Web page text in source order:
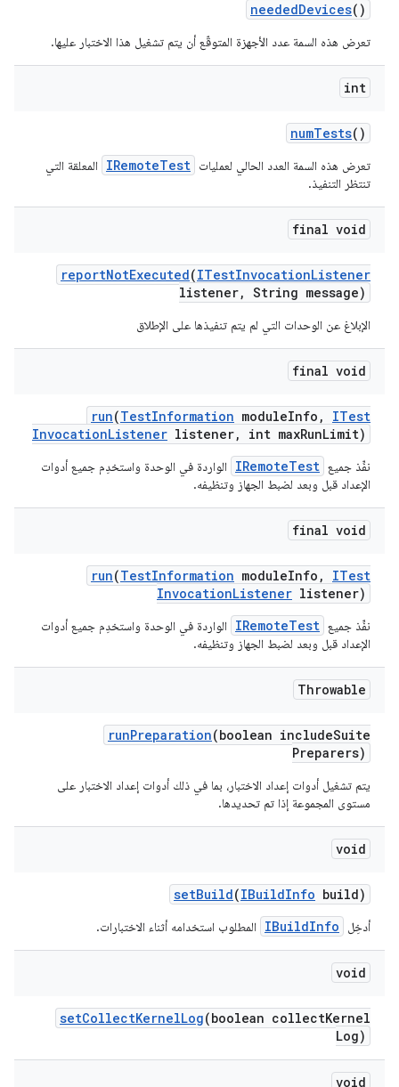
neededDevices()
تعرض هذه السمة عدد الأجهزة المتوقّع أن يتم تشغيل هذا الاختبار عليها.
int
numTests()
تعرض هذه السمة العدد الحالي لعمليات IRemoteTest
المعلقة التي
تنتظر التنفيذ.
final void
reportNotExecuted(ITestInvocationListener
listener, String message)
الإبلاغ عن الوحدات التي لم يتم تنفيذها على الإطلاق
final void
run(TestInformation moduleInfo ,
ITest
InvocationListener listener, int maxRunLimit)
نفِّذ جميع IRemoteTest
الواردة في الوحدة واستخدِم جميع أدوات
الإعداد قبل وبعد لضبط الجهاز وتنظيفه.
final void
run(TestInformation moduleInfo ,
ITest
InvocationListener listener)
نفِّذ جميع IRemoteTest
الواردة في الوحدة واستخدِم جميع أدوات
الإعداد قبل وبعد لضبط الجهاز وتنظيفه.
Throwable
runPreparation(boolean includeSuite
Preparers)
يتم تشغيل أدوات إعداد الاختبار، بما في ذلك أدوات إعداد الاختبار على
مستوى المجموعة إذا تم تحديدها.
void
setBuild(IBuildInfo build)
أدخِل IBuildInfo المطلوب استخدامه أثناء الاختبارات.
void
setCollectKernelLog(boolean collectKernel
Log)
void